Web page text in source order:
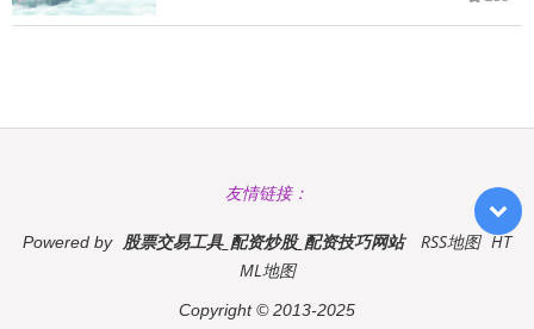
友情链接：
Powered by 股票交易工具_配资炒股_配资技巧网站 RSS地图 HT
ML地图
Copyright© 2013-2025